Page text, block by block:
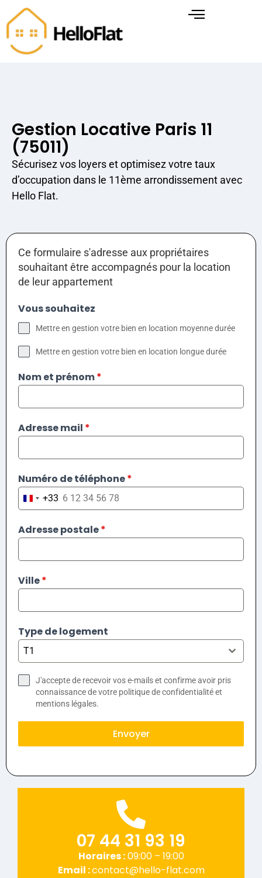
Gestion Locative Paris 11
(75011)
Sécurisez vos loyers et optimisez votre taux
d’occupation dans le 11ème arrondissement avec
Hello Flat.
Ce formulaire s'adresse aux propriétaires
souhaitant être accompagnés pour la location
de leur appartement
Vous souhaitez
Mettre en gestion votre bien en location moyenne durée
Mettre en gestion votre bien en location longue durée
Nom et prénom*
Adresse mail *
Numéro de téléphone*
France +33
+33
Adresse postale*
Ville*
Type de logement
T1
J'accepte de recevoir vos e-mails et confirme avoir pris
connaissance de votre politique de confidentialité et
mentions légales.
Envoyer
07 44 31 93 19
Horaires :09:00 – 19:00
Email :contact@hello-flat.com